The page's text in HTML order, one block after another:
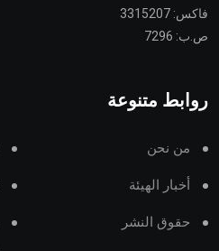
فاكس: 3315207
ص.ب: 7296
روابط متنوعة
من نحن
أخبار الهيئة
حقوق النشر